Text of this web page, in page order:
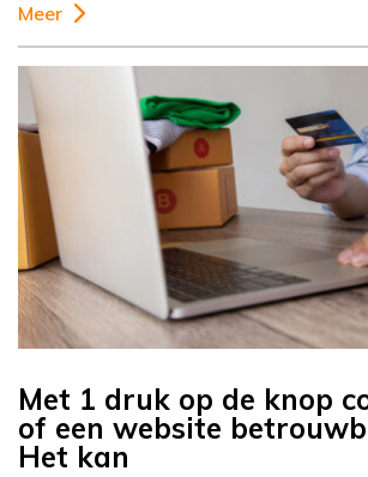
Meer
Met 1 druk op de knop
of een website
Het kan